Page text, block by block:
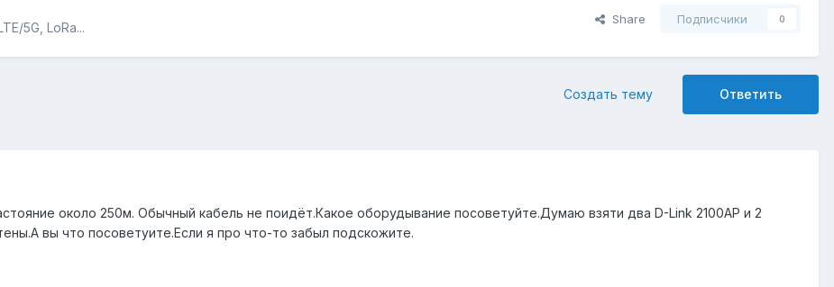
5G, LoRa...
Share Подписчики 0
Ответить
Создать тему
около 250м. Обычный кабель не поидёт.Какое оборудывание посоветуйте.Думаю взяти два D-Link 2100AP и 2
вы что посоветуите.Если я про что-то забыл подскожите.